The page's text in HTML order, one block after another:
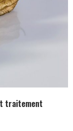
traitement